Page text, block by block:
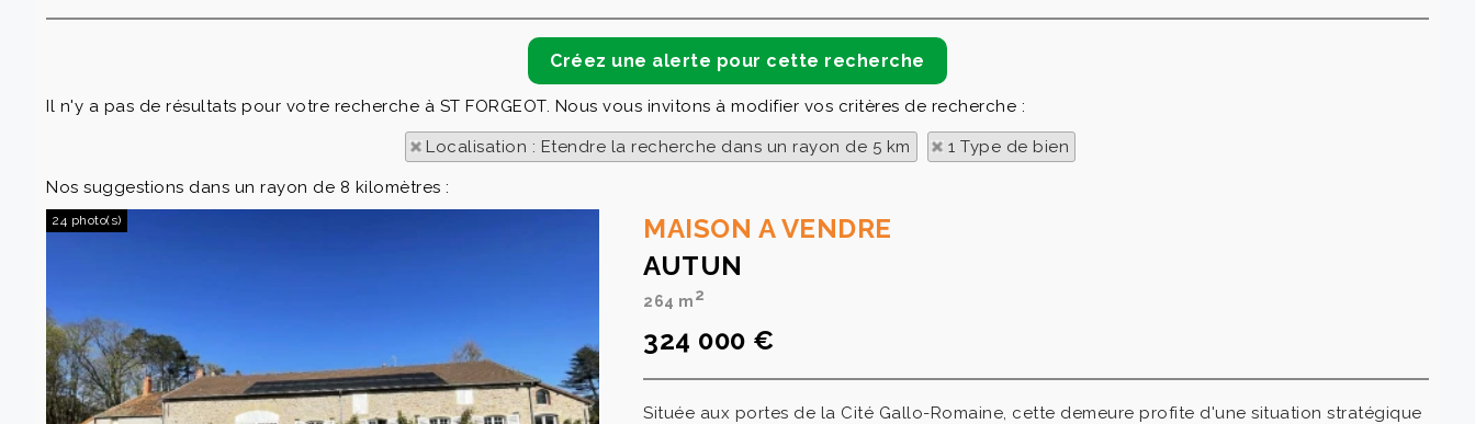
Il n'y a pas de résultats pour votre recherche à ST FORGEOT. Nous vous invitons à modifier vos critères de recherche :
Localisation : Etendre la recherche dans un rayon de 5 km 1 Type de bien
Nos suggestions dans un rayon de 8 kilomètres :
24 photo(s)
MAISON A VENDRE
AUTUN
264 m2
324 000 €
Située aux portes de la Cité Gallo-Romaine, cette demeure profite d'une situation stratégique